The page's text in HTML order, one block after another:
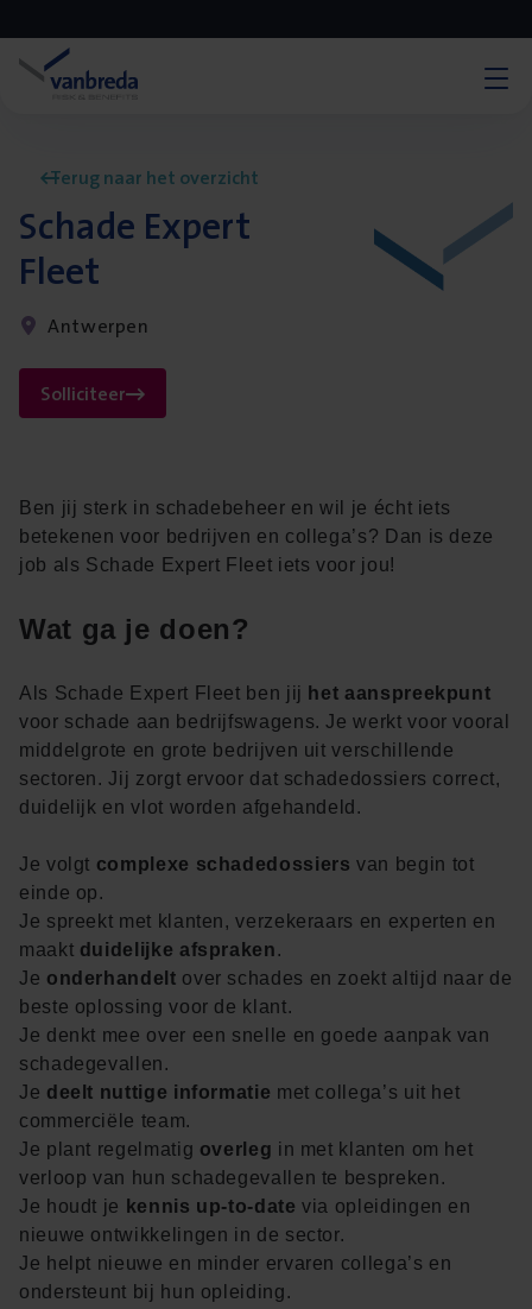
Terug naar het overzicht
Schade Expert
Fleet
Antwerpen
Solliciteer
Ben jij sterk in schadebeheer en wil je écht iets
betekenen voor bedrijven en collega’s? Dan is deze
job als Schade Expert Fleet iets voor jou!
Wat ga je doen?
Als Schade Expert Fleet ben jij het aanspreekpunt
voor schade aan bedrijfswagens. Je werkt voor vooral
middelgrote en grote bedrijven uit verschillende
sectoren. Jij zorgt ervoor dat schadedossiers correct,
duidelijk en vlot worden afgehandeld.
Je volgt complexe schadedossiers van begin tot
einde op.
Je spreekt met klanten, verzekeraars en experten en
maakt duidelijke afspraken.
Je onderhandelt over schades en zoekt altijd naar de
beste oplossing voor de klant.
Je denkt mee over een snelle en goede aanpak van
schadegevallen.
Je deelt nuttige informatie met collega’s uit het
commerciële team.
Je plant regelmatig overleg in met klanten om het
verloop van hun schadegevallen te bespreken.
Je houdt je kennis up-to-date via opleidingen en
nieuwe ontwikkelingen in de sector.
Je helpt nieuwe en minder ervaren collega’s en
ondersteunt bij hun opleiding.